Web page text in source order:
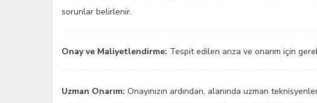
sorunlar belirlenir.
Onay ve Maliyetlendirme: Tespit edilen arıza ve onarım için
Uzman Onarım: Onayınızın ardından, alanında uzman